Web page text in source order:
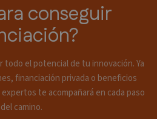
conseguir
todo el potencial de tu innovación. Ya
financiación privada o beneficios
te acompañará en cada paso
del camino.